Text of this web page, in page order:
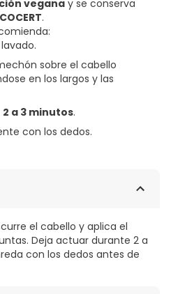
vegana y se conserva
.
sobre el cabello
en los largos y las
2 a 3 minutos.
con los dedos.
el cabello y aplica el
Deja actuar durante 2 a
con los dedos antes de